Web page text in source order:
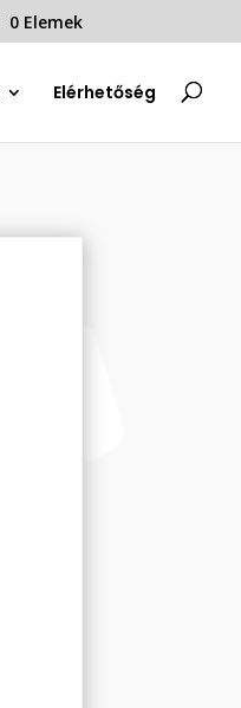
0 Elemek
Elérhetőség